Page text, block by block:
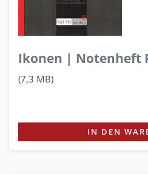
Ikonen | Notenheft
(7,3 MB)
IN DEN